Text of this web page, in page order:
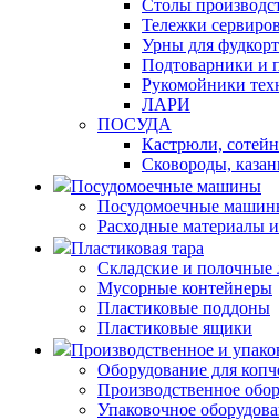
Столы
Тележки
Урны для
Подтоварники и
Рукомойники
ЛАРИ
ПОСУДА
Кастрюли,
Сковороды,
Посудомоечные машины
Посудомоечные
Расходные материалы
Пластиковая тара
Складские и полочные
Мусорные контейнеры
Пластиковые поддоны
Пластиковые ящики
Производственное и
Оборудование для
Производственное
Упаковочное